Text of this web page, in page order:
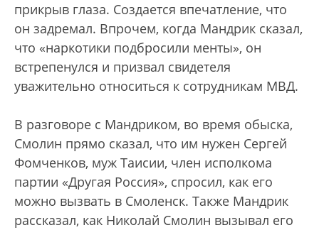
прикрыв глаза. Создается впечатление, что
он задремал. Впрочем, когда Мандрик сказал,
что «наркотики подбросили менты», он
встрепенулся и призвал свидетеля
уважительно относиться к сотрудникам МВД.
В разговоре с Мандриком, во время обыска,
Смолин прямо сказал, что им нужен Сергей
Фомченков, муж Таисии, член исполкома
партии «Другая Россия», спросил, как его
можно вызвать в Смоленск. Также Мандрик
рассказал, как Николай Смолин вызывал его